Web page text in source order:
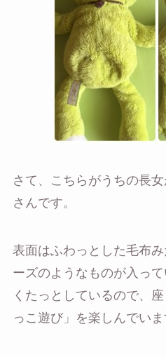
さて、こちらがうちの長
さんです。
表面はふわっとした毛布
ーズのようなものが入って
くたっとしているので、
っこ遊び」を楽しんでいま